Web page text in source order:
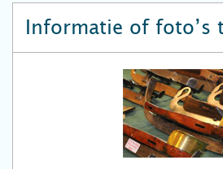
Informatie of foto’s